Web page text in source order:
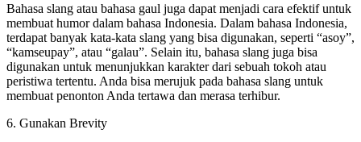
Bahasa slang atau bahasa gaul juga dapat menjadi cara efektif untuk
membuat humor dalam bahasa Indonesia. Dalam bahasa Indonesia,
terdapat banyak kata-kata slang yang bisa digunakan, seperti “asoy”,
“kamseupay”, atau “galau”. Selain itu, bahasa slang juga bisa
digunakan untuk menunjukkan karakter dari sebuah tokoh atau
peristiwa tertentu. Anda bisa merujuk pada bahasa slang untuk
membuat penonton Anda tertawa dan merasa terhibur.
6. Gunakan Brevity